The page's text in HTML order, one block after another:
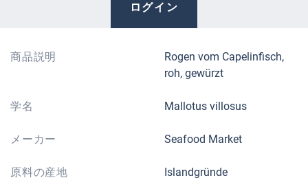
ログイン
商品説明
Rogen vom Capelinfisch,
roh, gewürzt
学名 Mallotus villosus
メーカー Seafood Market
原料の産地 Islandgründe